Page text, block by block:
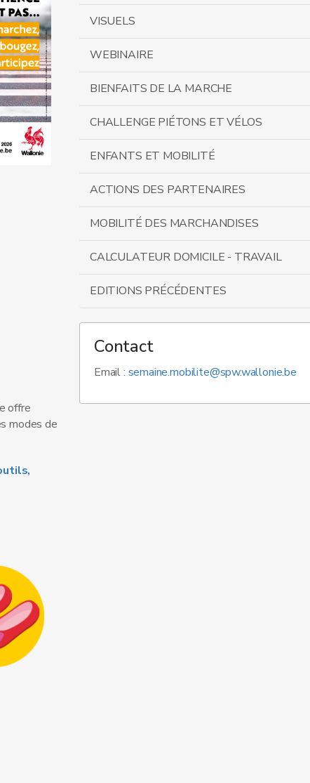
offre
modes de
VISUELS
WEBINAIRE
BIENFAITS DE LA MARCHE
CHALLENGE PIÉTONS ET VÉLOS
ENFANTS ET MOBILITÉ
ACTIONS DES PARTENAIRES
MOBILITÉ DES MARCHANDISES
CALCULATEUR DOMICILE - TRAVAIL
EDITIONS PRÉCÉDENTES
Contact
Email : semaine.mobilite@spw.wallonie.be